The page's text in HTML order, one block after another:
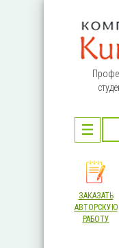
ЗАКАЗАТЬ
АВТОРСКУЮ
РАБОТУ